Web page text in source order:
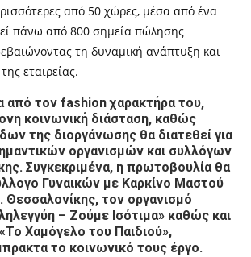
από 50 χώρες, μέσα από ένα
πάνω από 800 σημεία πώλησης
τη δυναμική ανάπτυξη και
εταιρείας.
από τον fashion χαρακτήρα του,
κοινωνική διάσταση, καθώς
της διοργάνωσης θα διατεθεί για
οργανισμών και συλλόγων
Συγκεκριμένα, η πρωτοβουλία θα
Γυναικών με Καρκίνο Μαστού
τον οργανισμό
– Ζούμε Ισότιμα» καθώς και
Χαμόγελο του Παιδιού»,
το κοινωνικό τους έργο.